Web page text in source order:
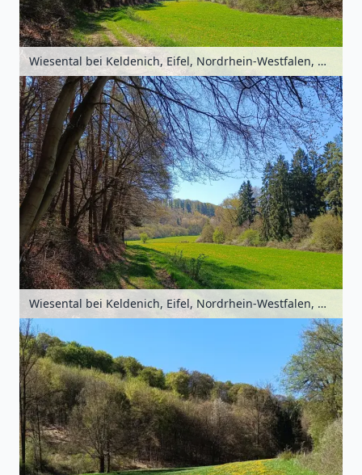
Wiesental bei Keldenich, Eifel, Nordrhein-Westfalen, Deutschland
Wiesental bei Keldenich, Eifel, Nordrhein-Westfalen, Deutschland